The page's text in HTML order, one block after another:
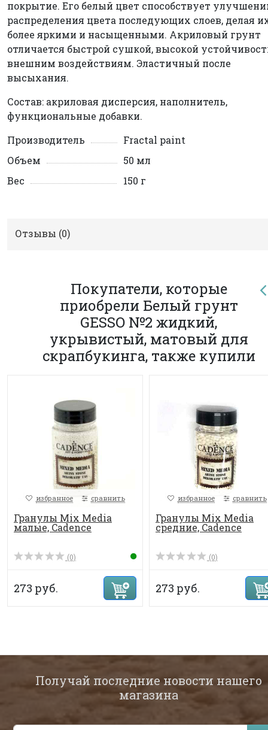
покрытие. Его белый цвет способствует
распределения цвета последующих слоев, делая
более яркими и насыщенными. Акриловый грунт
отличается быстрой сушкой, высокой
внешним воздействиям. Эластичный после
высыхания.
Состав: акриловая дисперсия, наполнитель,
функциональные добавки.
Производитель
Fractal paint
Объем
50 мл
Вес
150 г
Отзывы (0)
Покупатели, которые
приобрели Белый грунт
GESSO №2 жидкий,
укрывистый, матовый для
скрапбукинга, также купили
избранное сравнить
Гранулы Mix Media
малые, Cadence
(0)
273 руб.
избранное сравнить
Гранулы Mix Media
средние, Cadence
(0)
273 руб.
Получай последние новости нашего
магазина